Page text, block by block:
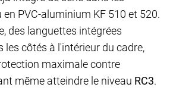
en PVC-aluminium KF 510 et 520.
des languettes intégrées
les côtés à l'intérieur du cadre,
maximale contre
même atteindre le niveau RC3.